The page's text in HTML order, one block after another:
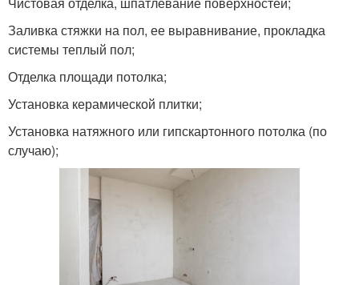
Заливка стяжки на пол, ее выравнивание, прокладка
системы теплый пол;
Отделка площади потолка;
Установка керамической плитки;
Установка натяжного или гипскартонного потолка (по
случаю);